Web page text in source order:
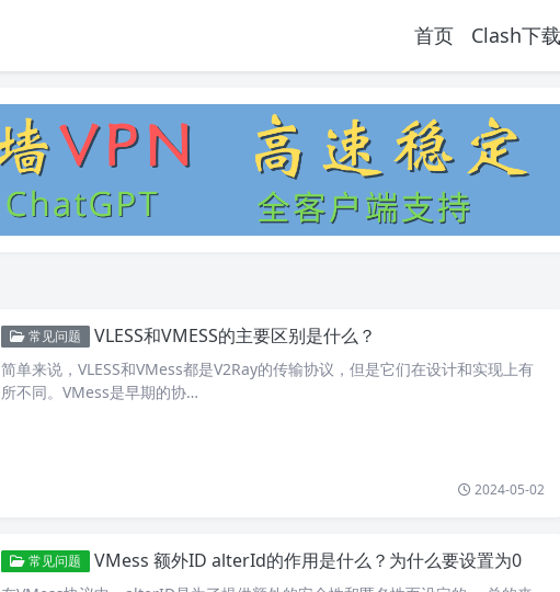
首页 Clash下
常见问题 VLESS和VMESS的主要区别是什么？
简单来说，VLESS和VMess都是V2Ray的传输协议，但是它们在设计和实现上有
所不同。VMess是早期的协…
2024-05-02
常见问题 VMess 额外ID alterId的作用是什么？为什么要设置为0